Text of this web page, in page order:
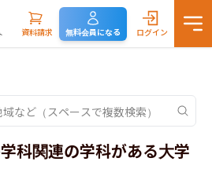
資料請求 無料会員になる ログイン
科関連の学科がある大学